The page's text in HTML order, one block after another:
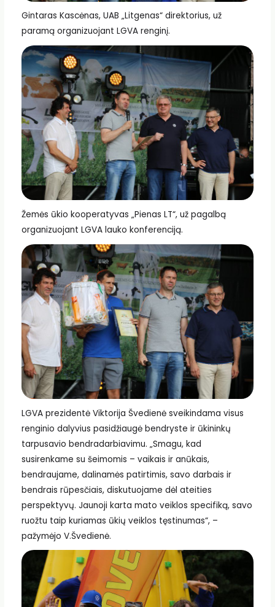
Gintaras Kascėnas, UAB „Litgenas“ direktorius, už
paramą organizuojant LGVA renginį.
Žemės ūkio kooperatyvas „Pienas LT“, už pagalbą
organizuojant LGVA lauko konferenciją.
LGVA prezidentė Viktorija Švedienė sveikindama visus
renginio dalyvius pasidžiaugė bendryste ir ūkininkų
tarpusavio bendradarbiavimu. „Smagu, kad
susirenkame su šeimomis – vaikais ir anūkais,
bendraujame, dalinamės patirtimis, savo darbais ir
bendrais rūpesčiais, diskutuojame dėl ateities
perspektyvų. Jaunoji karta mato veiklos specifiką, savo
ruožtu taip kuriamas ūkių veiklos tęstinumas“, –
pažymėjo V.Švedienė.